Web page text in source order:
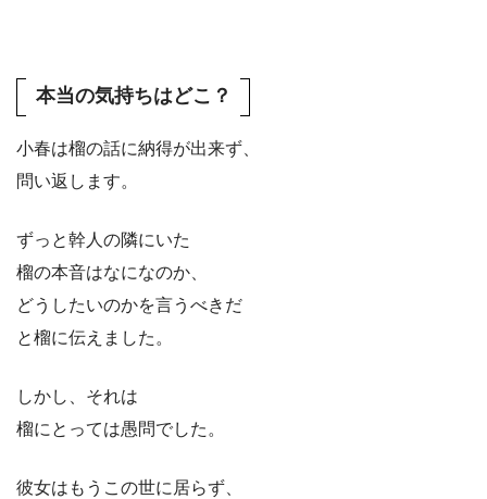
本当の気持ちはどこ？
小春は榴の話に納得が出来ず、
問い返します。
ずっと幹人の隣にいた
榴の本音はなになのか、
どうしたいのかを言うべきだ
と榴に伝えました。
しかし、それは
榴にとっては愚問でした。
彼女はもうこの世に居らず、